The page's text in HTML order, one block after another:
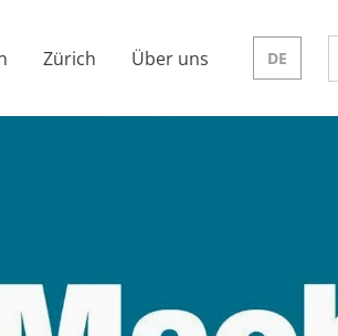
Zürich Über uns DE